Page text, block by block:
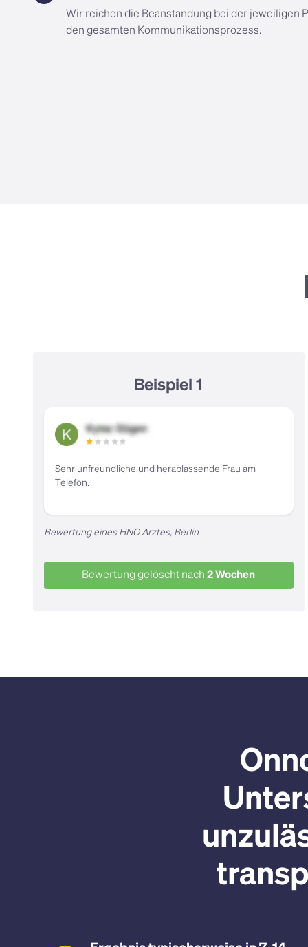
Wir reichen die Beanstandung bei der jeweiligen
den gesamten Kommunikationsprozess.
Beispiel 1
Sehr unfreundliche und herablassende Frau am
Telefon.
Bewertung eines HNO Arztes, Berlin
Bewertung gelöscht nach2 Wochen